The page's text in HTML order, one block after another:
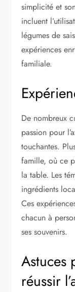
simplicité et
incluent
légumes de
expériences
familiale.
De nombreux
passion pour
touchantes.
famille, où ce
la table. Les
ingrédients
Ces
chacun à
ses souvenirs.
Astuces
réussir